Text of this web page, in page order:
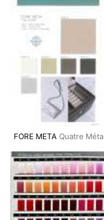
FORE META Quatre Méta